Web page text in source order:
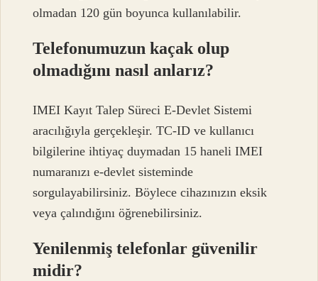
olmadan 120 gün boyunca kullanılabilir.
Telefonumuzun kaçak olup
olmadığını nasıl anlarız?
IMEI Kayıt Talep Süreci E-Devlet Sistemi
aracılığıyla gerçekleşir. TC-ID ve kullanıcı
bilgilerine ihtiyaç duymadan 15 haneli IMEI
numaranızı e-devlet sisteminde
sorgulayabilirsiniz. Böylece cihazınızın eksik
veya çalındığını öğrenebilirsiniz.
Yenilenmiş telefonlar güvenilir
midir?